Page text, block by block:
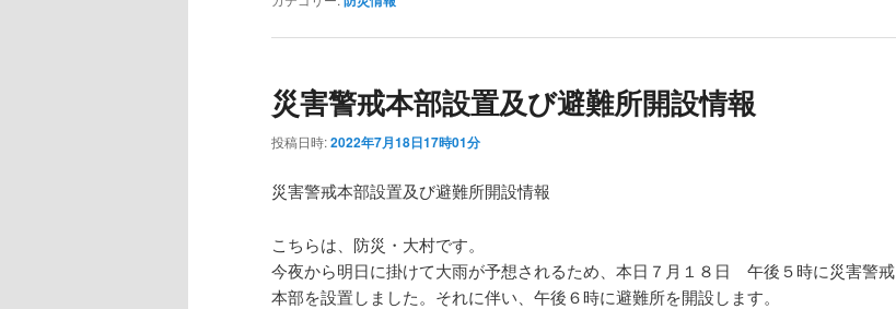
災害警戒本部設置及び避難所開設情報
投稿日時:2022年7月18日17時01分
災害警戒本部設置及び避難所開設情報
こちらは、防災・大村です。
今夜から明日に掛けて大雨が予想されるため、本日７月１８日 午後５時に災害警戒
本部を設置しました。それに伴い、午後６時に避難所を開設します。